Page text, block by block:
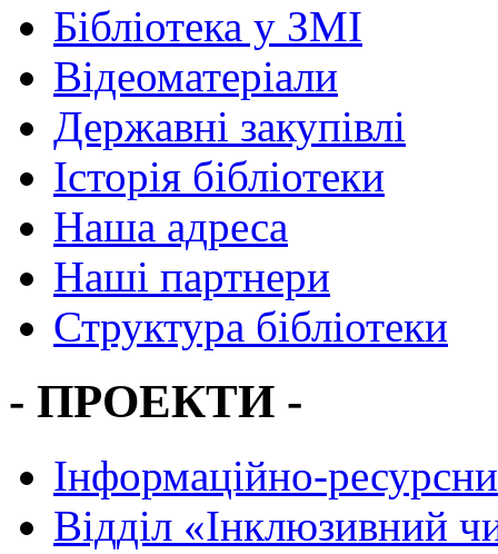
Бібліотека у ЗМІ
Відеоматеріали
Державні закупівлі
Історія бібліотеки
Наша адреса
Наші партнери
Структура бібліотеки
- ПРОЕКТИ -
Інформаційно-
Вiддiл «Інклюзивний